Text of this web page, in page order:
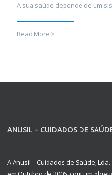
A sua saúde depende de um
Read More >
ANUSIL – CUIDADOS DE
A Anusil – Cuidados de Saúde,